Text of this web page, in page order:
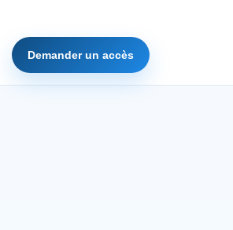
Demander un accès